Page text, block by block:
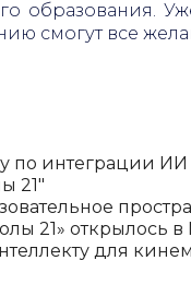
образования.
смогут все
по интеграции
21"
21» открылось
для